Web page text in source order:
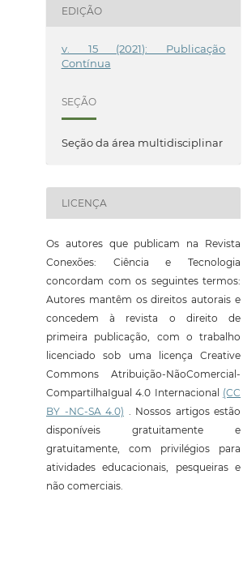
EDIÇÃO
v. 15 (2021): Publicação
Contínua
SEÇÃO
Seção da área multidisciplinar
LICENÇA
Os autores que publicam na Revista
Conexões: Ciência e Tecnologia
concordam com os seguintes termos:
Autores mantêm os direitos autorais e
concedem à revista o direito de
primeira publicação, com o trabalho
licenciado sob uma licença Creative
Commons Atribuição-NãoComercial-
CompartilhaIgual 4.0 Internacional (CC
BY -NC-SA 4.0) . Nossos artigos estão
disponíveis gratuitamente e
gratuitamente, com privilégios para
atividades educacionais, pesqueiras e
não comerciais.